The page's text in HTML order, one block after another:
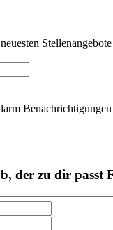
der zu dir passt